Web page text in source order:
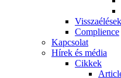
Complience
Kapcsolat
Hírek és média
Cikkek